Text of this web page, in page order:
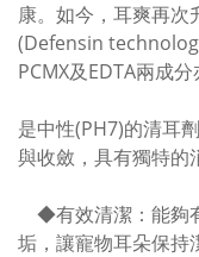
康。如今，耳爽再次
(Defensin
PCMX及EDTA兩成分
是中性(PH7)的清耳
與收斂，具有獨特的
◆有效清潔：能夠
垢，讓寵物耳朵保持